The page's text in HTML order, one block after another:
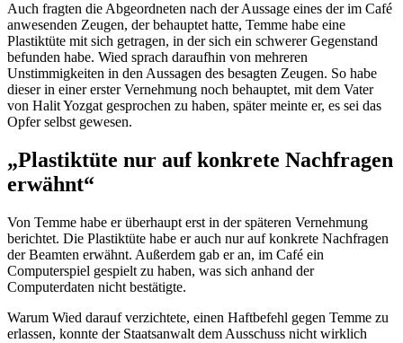
Auch fragten die Abgeordneten nach der Aussage eines der im Café
anwesenden Zeugen, der behauptet hatte, Temme habe eine
Plastiktüte mit sich getragen, in der sich ein schwerer Gegenstand
befunden habe. Wied sprach daraufhin von mehreren
Unstimmigkeiten in den Aussagen des besagten Zeugen. So habe
dieser in einer erster Vernehmung noch behauptet, mit dem Vater
von Halit Yozgat gesprochen zu haben, später meinte er, es sei das
Opfer selbst gewesen.
„Plastiktüte nur auf konkrete Nachfragen
erwähnt“
Von Temme habe er überhaupt erst in der späteren Vernehmung
berichtet. Die Plastiktüte habe er auch nur auf konkrete Nachfragen
der Beamten erwähnt. Außerdem gab er an, im Café ein
Computerspiel gespielt zu haben, was sich anhand der
Computerdaten nicht bestätigte.
Warum Wied darauf verzichtete, einen Haftbefehl gegen Temme zu
erlassen, konnte der Staatsanwalt dem Ausschuss nicht wirklich